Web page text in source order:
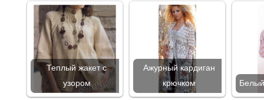
Теплый жакет с
узором
Ажурный кардиган
крючком